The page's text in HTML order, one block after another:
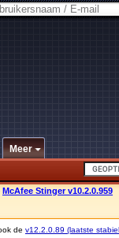
Meer
McAfee Stinger v10.2.0.959
de v12.2.0.89 (laatste